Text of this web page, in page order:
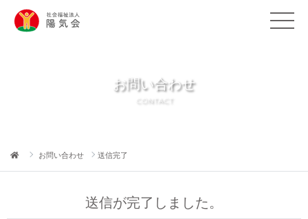
お問い合わせ
CONTACT
お問い合わせ 送信完了
送信が完了しました。